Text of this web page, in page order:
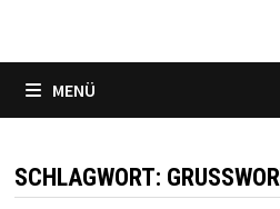
MENÜ
SCHLAGWORT: GRUSSWORT